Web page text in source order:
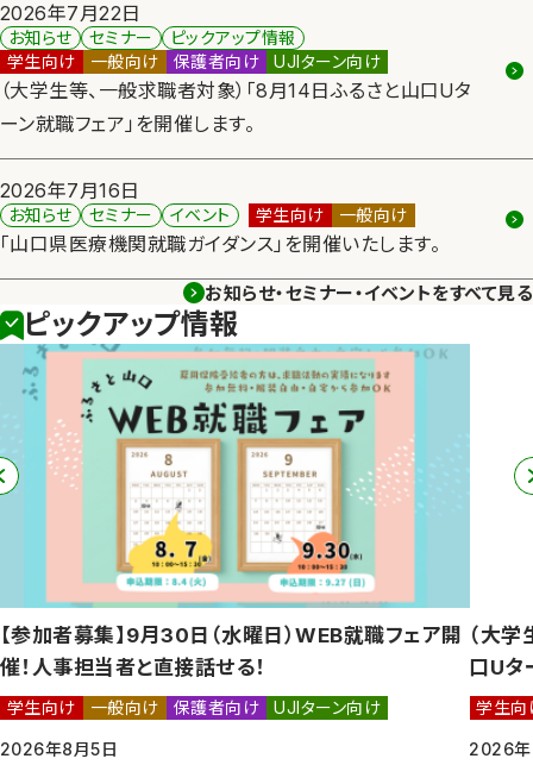
2026年7月22日
このお知らせのカテゴリー
お知らせ セミナー ピックアップ情報
このお知らせの対象
学生向け 一般向け 保護者向け UJIターン向け
（大学生等、一般求職者対象）「8月14日ふるさと山口Uタ
ーン就職フェア」を開催します。
2026年7月16日
このお知らせのカテゴリー
お知らせ セミナー イベント
このお知らせの対象 学生向け 一般向け
「山口県医療機関就職ガイダンス」を開催いたします。
お知らせ・セミナー・イベントをすべて見る
ピックアップ情報
【参加者募集】9月30日（水曜日）WEB就職フェア開
催！人事担当者と直接話せる！
このピックアップ情報の対象
学生向け 一般向け 保護者向け UJIターン向け
2026年8月5日
（大
口Uタ
この
学生向
2026